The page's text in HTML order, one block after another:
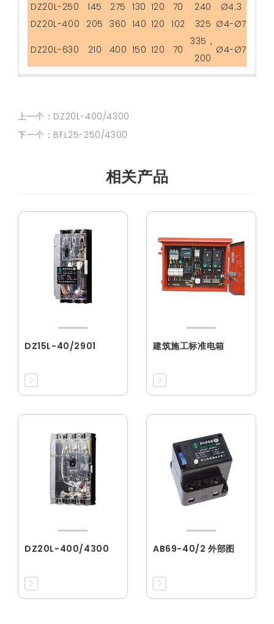
DZ20L-250
145 275 130 120 70 240
Ø4.3
DZ20L-400
205 360 140 120 102 325 Ø4-Ø7
DZ20L-630 210 400 150 120 70
335，
200
Ø4-Ø7
上一个：DZ20L-400/4300
下一个：BFL25-250/4300
相关产品
DZ15L-40/2901 建筑施工标准电箱
DZ20L-400/4300 AB69-40/2 外部图